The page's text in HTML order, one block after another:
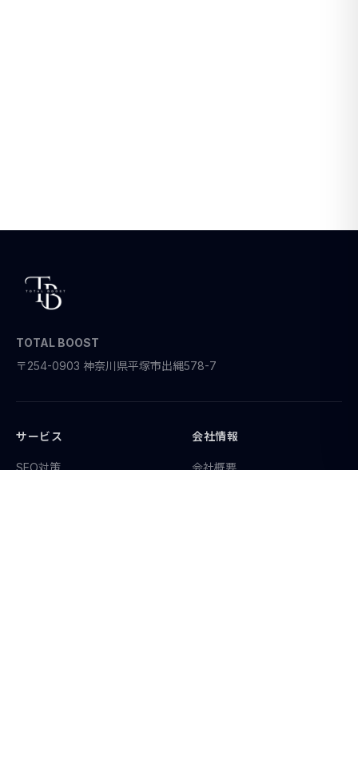
TOTAL BOOST
〒254-0903 神奈川県平塚市出縄578-7
サービス
SEO対策
会社情報
会社概要